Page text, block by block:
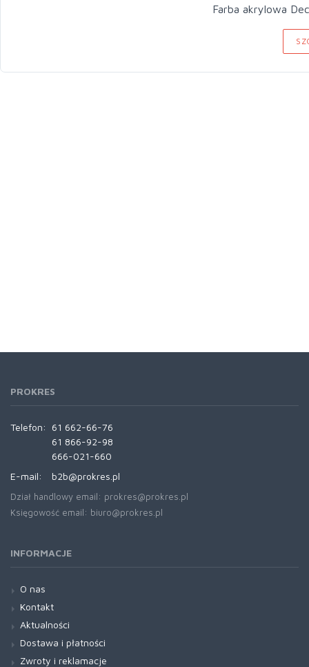
PROKRES
Telefon:
61 662-66-76
61 866-92-98
666-021-660
E-mail:
b2b@prokres.pl
Dział handlowy email: prokres@prokres.pl
Księgowość email: biuro@prokres.pl
INFORMACJE
O nas
Kontakt
Aktualności
Dostawa i płatności
Zwroty i reklamacje